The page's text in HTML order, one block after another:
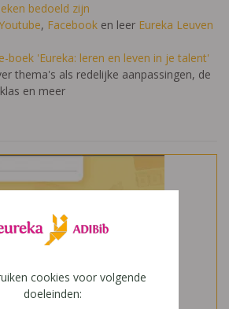
bedoeld zijn
, Facebook en leer Eureka Leuven
boek 'Eureka: leren en leven in je talent'
thema's als redelijke aanpassingen, de
en meer
cookies voor volgende
doeleinden: